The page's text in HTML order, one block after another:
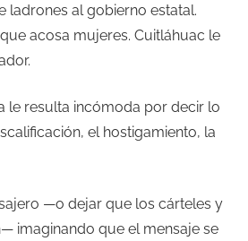
ladrones al gobierno estatal.
acosa mujeres. Cuitláhuac le
le resulta incómoda por decir lo
el hostigamiento, la
—o dejar que los cárteles y
imaginando que el mensaje se